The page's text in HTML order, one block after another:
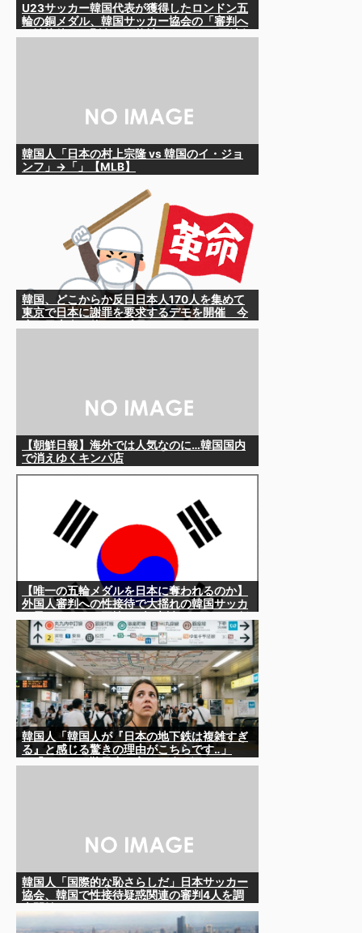
U23サッカー韓国代表が獲得したロンドン五
輪の銅メダル、韓国サッカー協会の「審判へ
韓国人「日本の村上宗隆 vs 韓国のイ・ジョ
ンフ」→「」【MLB】
韓国、どこからか反日日本人170人を集めて
東京で日本に謝罪を要求するデモを開催 今
【朝鮮日報】海外では人気なのに…韓国国内
で消えゆくキンパ店
【唯一の五輪メダルを日本に奪われるのか】
外国人審判への性接待で大揺れの韓国サッカ
面ウニダー★]
韓国人「韓国人が『日本の地下鉄は複雑すぎ
る』と感じる驚きの理由がこちらです‥」
韓国人「国際的な恥さらしだ」日本サッカー
協会、韓国で性接待疑惑関連の審判4人を調